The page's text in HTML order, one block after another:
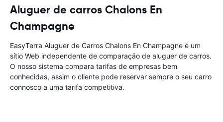
Aluguer de carros Chalons En
Champagne
EasyTerra Aluguer de Carros Chalons En Champagne é um
sítio Web independente de comparação de aluguer de carros.
O nosso sistema compara tarifas de empresas bem
conhecidas, assim o cliente pode reservar sempre o seu carro
connosco a uma tarifa competitiva.